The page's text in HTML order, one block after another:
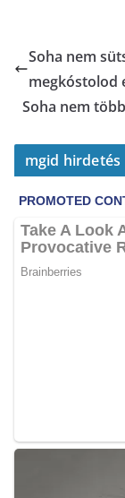
Soha nem
megkóstolod
Soha nem
mgid hirdetés